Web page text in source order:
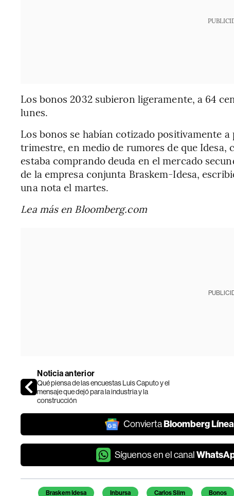
Los bonos 2032 subieron ligeramente, a 64
lunes.
Los bonos se habían cotizado positivamente
trimestre, en medio de rumores de que Idesa,
estaba comprando deuda en el mercado
de la empresa conjunta Braskem-Idesa,
una nota el martes.
Lea más en Bloomberg.com
Noticia anterior
Qué piensa de las encuestas Luis Caputo y el
mensaje que dejó para la industria y la
construcción
ConviertaBloomberg Línea
Síguenos en el canal
Temas de este artículo
Braskem Idesa Inbursa Carlos Slim Bonos